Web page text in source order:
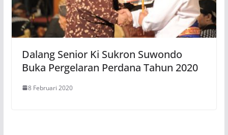
Dalang Senior Ki Sukron Suwondo
Buka Pergelaran Perdana Tahun 2020
8 Februari 2020